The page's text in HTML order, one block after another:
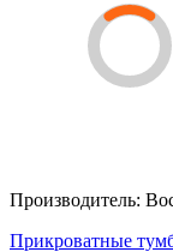
Производитель:
Прикроватные